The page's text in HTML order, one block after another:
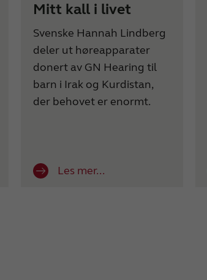
Mitt kall i livet
Svenske Hannah Lindberg
deler ut høreapparater
donert av GN Hearing til
barn i Irak og Kurdistan,
der behovet er enormt.
Les mer...